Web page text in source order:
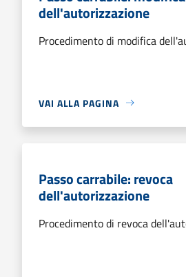
dell'autorizzazione
Procedimento di modifica
VAI ALLA PAGINA
Passo carrabile: revoca
dell'autorizzazione
Procedimento di revoca